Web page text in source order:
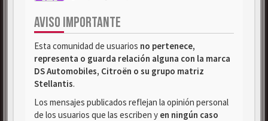
AVISO IMPORTANTE
Esta comunidad de usuarios no pertenece,
representa o guarda relación alguna con la marca
DS Automobiles, Citroën o su grupo matriz
Stellantis.
Los mensajes publicados reflejan la opinión personal
de los usuarios que las escriben y en ningún caso